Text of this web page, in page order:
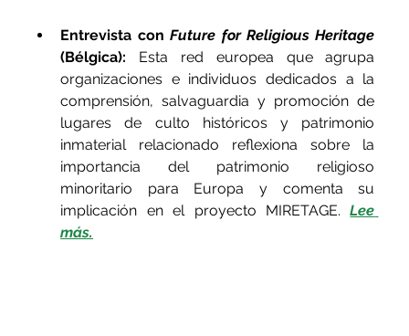
Entrevista con Future for Religious Heritage
(Bélgica): Esta red europea que agrupa
organizaciones e individuos dedicados a la
comprensión, salvaguardia y promoción de
lugares de culto históricos y patrimonio
inmaterial relacionado reflexiona sobre la
importancia del patrimonio religioso
minoritario para Europa y comenta su
implicación en el proyecto MIRETAGE. Lee
más.